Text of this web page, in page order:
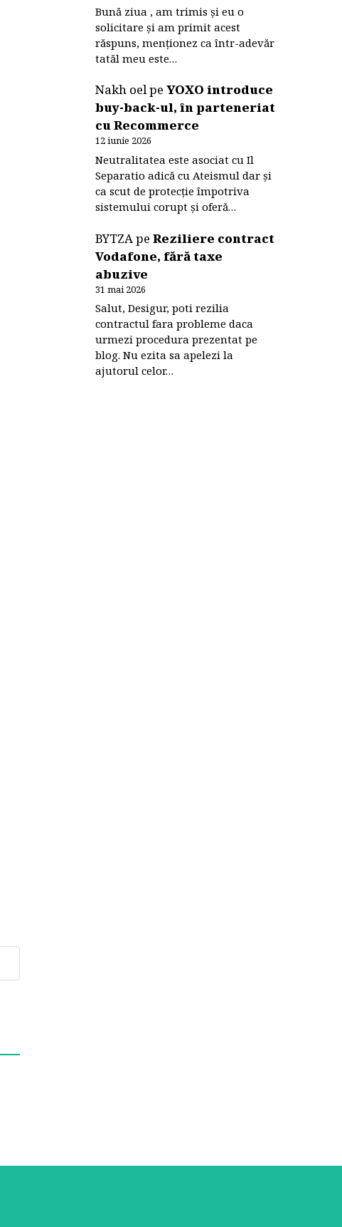
Bună ziua , am trimis și eu o
solicitare și am primit acest
răspuns, menționez ca într-adevăr
tatăl meu este…
Nakh oelpeYOXO introduce
buy-back-ul, în parteneriat
cu Recommerce
12 iunie 2026
Neutralitatea este asociat cu Il
Separatio adică cu Ateismul dar și
ca scut de protecție împotriva
sistemului corupt și oferă…
BYTZApeReziliere contract
Vodafone, fără taxe
abuzive
31 mai 2026
Salut, Desigur, poti rezilia
contractul fara probleme daca
urmezi procedura prezentat pe
blog. Nu ezita sa apelezi la
ajutorul celor…